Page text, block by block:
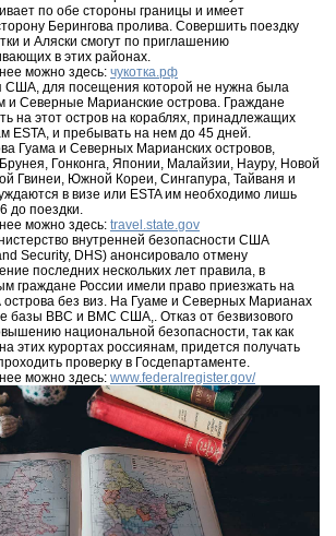
по обе стороны границы и имеет
Берингова пролива. Совершить поездку
и Аляски смогут по приглашению
в этих районах.
можно здесь: чукотка.рф
США, для посещения которой не нужна была
и Северные Марианские острова. Граждане
на этот остров на кораблях, принадлежащих
ESTA, и пребывать на нем до 45 дней.
Гуама и Северных Марианских островов,
Гонконга, Японии, Малайзии, Науру, Новой
Гвинеи, Южной Кореи, Сингапура, Тайваня и
в визе или ESTA им необходимо лишь
до поездки.
можно здесь: travel.state.gov
внутренней безопасности США
Security, DHS) анонсировало отмену
последних нескольких лет правила, в
граждане России имели право приезжать на
без виз. На Гуаме и Северных Марианах
базы ВВС и ВМС США,. Отказ от безвизового
национальной безопасности, так как
этих курортах россиянам, придется получать
проверку в Госдепартаменте.
можно здесь: www.federalregister.gov/